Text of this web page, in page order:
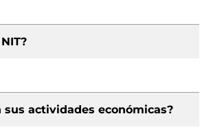
sus actividades económicas?